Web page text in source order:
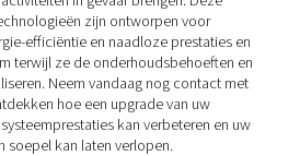
van de OWS
serie biedt geavanceerde
De tweetrapsfiltratie
actieve koolstof- of